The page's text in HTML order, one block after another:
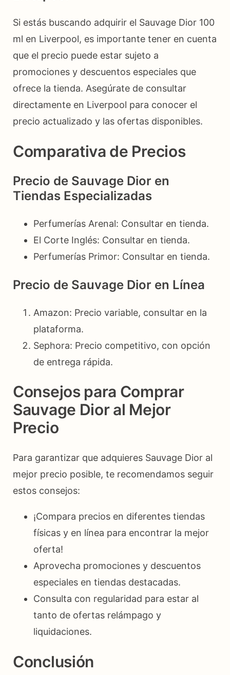
Si estás buscando adquirir el Sauvage Dior 100
ml en Liverpool, es importante tener en cuenta
que el precio puede estar sujeto a
promociones y descuentos especiales que
ofrece la tienda. Asegúrate de consultar
directamente en Liverpool para conocer el
precio actualizado y las ofertas disponibles.
Comparativa de Precios
Precio de Sauvage Dior en
Tiendas Especializadas
Perfumerías Arenal: Consultar en tienda.
El Corte Inglés: Consultar en tienda.
Perfumerías Primor: Consultar en tienda.
Precio de Sauvage Dior en Línea
Amazon: Precio variable, consultar en la
plataforma.
Sephora: Precio competitivo, con opción
de entrega rápida.
Consejos para Comprar
Sauvage Dior al Mejor
Precio
Para garantizar que adquieres Sauvage Dior al
mejor precio posible, te recomendamos seguir
estos consejos:
¡Compara precios en diferentes tiendas
físicas y en línea para encontrar la mejor
oferta!
Aprovecha promociones y descuentos
especiales en tiendas destacadas.
Consulta con regularidad para estar al
tanto de ofertas relámpago y
liquidaciones.
Conclusión